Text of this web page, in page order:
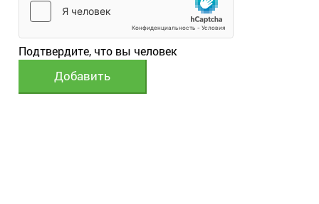
Подтвердите, что вы человек